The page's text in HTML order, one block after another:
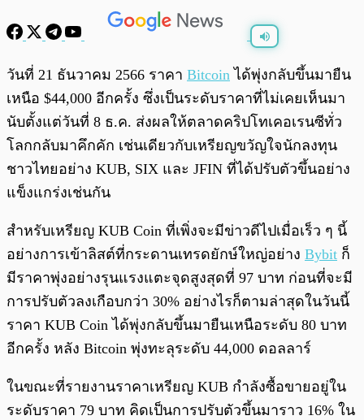
พร้อมเล่น 0:00 /
วันที่ 21 ธันวาคม 2566 ราคา Bitcoin ได้พุ่งกลับขึ้นมายืน
เหนือ $44,000 อีกครั้ง ซึ่งเป็นระดับราคาที่ไม่เคยเห็นมา
นับตั้งแต่วันที่ 8 ธ.ค. ส่งผลให้ตลาดคริปโทเคอเรนซีทั่ว
โลกกลับมาคึกคัก เช่นเดียวกับเหรียญขวัญใจนักลงทุน
ชาวไทยอย่าง KUB, SIX และ JFIN ที่ได้ปรับตัวขึ้นอย่าง
แข็งแกร่งเช่นกัน
สำหรับเหรียญ KUB Coin ที่เพิ่งจะมีข่าวดีไปเมื่อเร็ว ๆ นี้
อย่างการเข้าลิสต์ที่กระดานเทรดยักษ์ใหญ่อย่าง Bybit ก็
มีราคาพุ่งอย่างรุนแรงแตะจุดสูงสุดที่ 97 บาท ก่อนที่จะมี
การปรับตัวลงเกือบกว่า 30% อย่างไรก็ตามล่าสุดในวันนี้
ราคา KUB Coin ได้พุ่งกลับขึ้นมายืนเหนือระดับ 80 บาท
อีกครั้ง หลัง Bitcoin พุ่งทะลุระดับ 44,000 ดอลลาร์
ในขณะที่รายงานราคาเหรียญ KUB กำลังซื้อขายอยู่ใน
ระดับราคา 79 บาท คิดเป็นการปรับตัวขึ้นมาราว 16% ใน